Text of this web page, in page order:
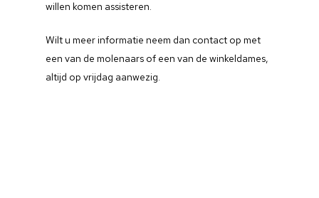
willen komen assisteren.
Wilt u meer informatie neem dan contact op met
een van de molenaars of een van de winkeldames,
altijd op vrijdag aanwezig.